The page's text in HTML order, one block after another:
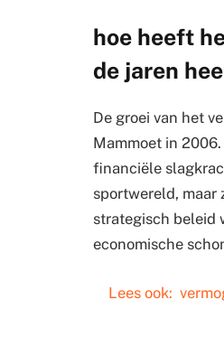
hoe heeft
de jaren
De groei van het
Mammoet in
financiële
sportwereld, maar
strategisch beleid
economische
Lees ook: